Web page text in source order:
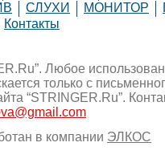
СЛУХИ МОНИТОР
Контакты
Любое
только с
“STRINGER.Ru”.
в компании ЭЛКОС